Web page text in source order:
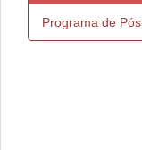
Programa de